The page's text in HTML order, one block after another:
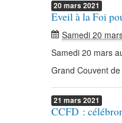
20 mars 2021
Eveil à la Foi
Samedi 20
Samedi 20 mars
Grand Couvent
21 mars 2021
CCFD :